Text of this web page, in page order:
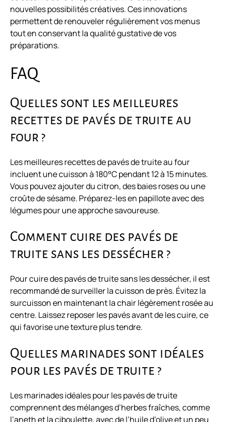
nouvelles possibilités créatives. Ces innovations
permettent de renouveler régulièrement vos menus
tout en conservant la qualité gustative de vos
préparations.
FAQ
Quelles sont les meilleures
recettes de pavés de truite au
four ?
Les meilleures recettes de pavés de truite au four
incluent une cuisson à 180°C pendant 12 à 15 minutes.
Vous pouvez ajouter du citron, des baies roses ou une
croûte de sésame. Préparez-les en papillote avec des
légumes pour une approche savoureuse.
Comment cuire des pavés de
truite sans les dessécher ?
Pour cuire des pavés de truite sans les dessécher, il est
recommandé de surveiller la cuisson de près. Évitez la
surcuisson en maintenant la chair légèrement rosée au
centre. Laissez reposer les pavés avant de les cuire, ce
qui favorise une texture plus tendre.
Quelles marinades sont idéales
pour les pavés de truite ?
Les marinades idéales pour les pavés de truite
comprennent des mélanges d’herbes fraîches, comme
l’aneth et la ciboulette, avec de l’huile d’olive et un peu